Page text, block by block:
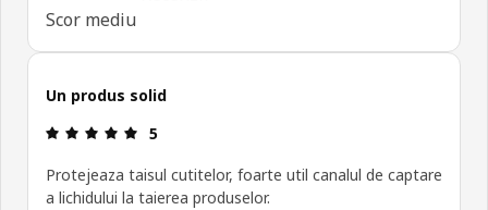
Scor mediu
Un produs solid
Prezentare generală: 5 din 5 stele
5
Protejeaza taisul cutitelor, foarte util canalul de captare
a lichidului la taierea produselor.